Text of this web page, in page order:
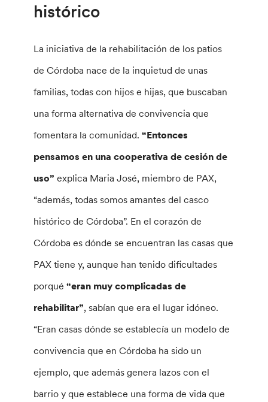
histórico
La iniciativa de la rehabilitación de los patios
de Córdoba nace de la inquietud de unas
familias, todas con hijos e hijas, que buscaban
una forma alternativa de convivencia que
fomentara la comunidad.“Entonces
pensamos en una cooperativa de cesión de
uso”explica Maria José, miembro de PAX,
“además, todas somos amantes del casco
histórico de Córdoba”. En el corazón de
Córdoba es dónde se encuentran las casas que
PAX tiene y, aunque han tenido dificultades
porqué“eran muy complicadas de
rehabilitar”, sabían que era el lugar idóneo.
“Eran casas dónde se establecía un modelo de
convivencia que en Córdoba ha sido un
ejemplo, que además genera lazos con el
barrio y que establece una forma de vida que